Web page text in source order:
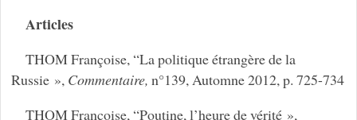
Articles
THOM Françoise, “La politique étrangère de la
Russie », Commentaire, n°139, Automne 2012, p. 725-734
THOM Françoise, “Poutine, l’heure de vérité »,